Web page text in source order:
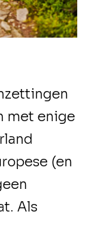
met enige
(en
Als